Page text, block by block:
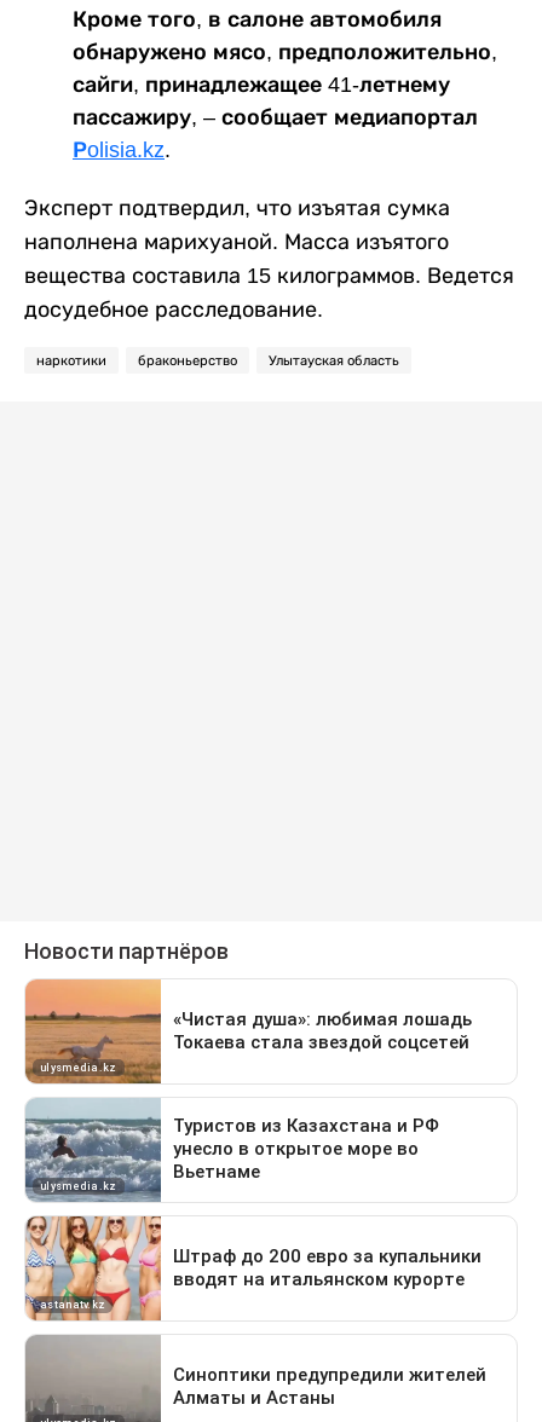
Кроме того, в салоне автомобиля
обнаружено мясо, предположительно,
сайги, принадлежащее 41-летнему
пассажиру, – сообщает медиапортал
Рolisia.kz.
Эксперт подтвердил, что изъятая сумка
наполнена марихуаной. Масса изъятого
вещества составила 15 килограммов. Ведется
досудебное расследование.
наркотики браконьерство Улытауская область